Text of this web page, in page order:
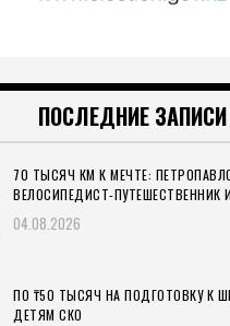
ПОСЛЕДНИЕ ЗАПИСИ
70 ТЫСЯЧ КМ К МЕЧТЕ:
ВЕЛОСИПЕДИСТ-ПУТЕШЕСТВЕННИК
04.08.2026
ПО ₸50 ТЫСЯЧ НА ПОДГОТОВКУ К
ДЕТЯМ СКО